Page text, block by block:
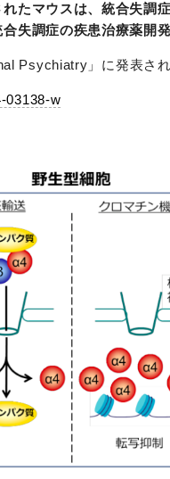
たマウスは、統合失調
失調症の疾患治療薬開
Psychiatry」に発表され
03138-w